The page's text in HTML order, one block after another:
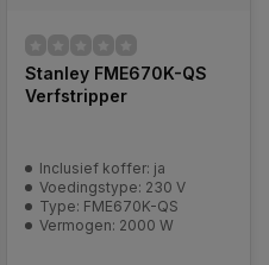
Stanley FME670K-QS
Verfstripper
Inclusief koffer: ja
Voedingstype: 230 V
Type: FME670K-QS
Vermogen: 2000 W